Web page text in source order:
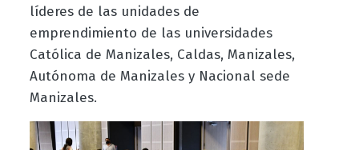
líderes de las unidades de
emprendimiento de las universidades
Católica de Manizales, Caldas, Manizales,
Autónoma de Manizales y Nacional sede
Manizales.